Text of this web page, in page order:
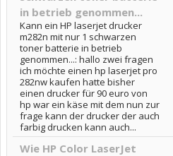
in betrieb genommen...
Kann ein HP laserjet drucker
m282n mit nur 1 schwarzen
toner batterie in betrieb
genommen...: hallo zwei fragen
ich möchte einen hp laserjet pro
282nw kaufen hatte bisher
einen drucker für 90 euro von
hp war ein käse mit dem nun zur
frage kann der drucker der auch
farbig drucken kann auch...
Wie HP Color LaserJet